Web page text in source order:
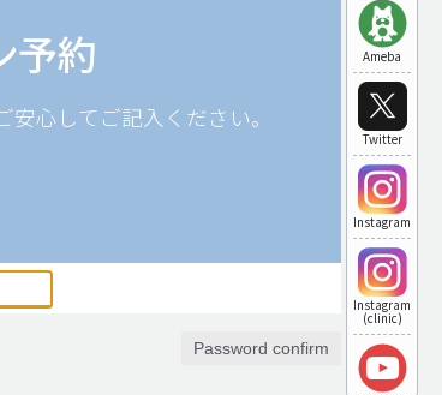
Ameba
Twitter
Instagram
Instagram
(clinic)
予約
心してご記入ください。
Password confirm